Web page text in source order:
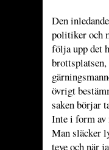
Den
politiker och
följa upp det
brottsplatsen,
övrigt
saken börjar
Inte i form av
Man släcker
teve och när